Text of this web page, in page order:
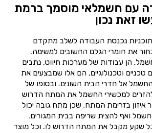
עם חשמלאי מוסמך ברמת
זאת נכון
נכנסת העבודה לשלב מתקדם
את חומרי הגלם החשובים למשימה.
הן עבודות של מערכות חיווט, נתבים
טכניים וטכנולוגיים, הם אלו שמבצעים את
אל חדרי הבית השונים. ובסופו של
למכשירי החשמל את המתח הדרוש
איזון בזרימת המתח. שכן מתח גובה יכול
ואף להצית שריפה בבית המגורים.
שקע מקבל את המתח הדרוש לו. וכל מוצר